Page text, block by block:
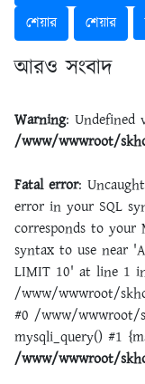
শেয়ার
শেয়ার
আরও সংবাদ
Warning: Undefined
/www/wwwroot/
Fatal error:
error in your SQL
corresponds to your
syntax to use near
LIMIT 10' at line 1
/www/wwwroot/
#0 /www/wwwroot/
mysqli_query() #1
/www/wwwroot/